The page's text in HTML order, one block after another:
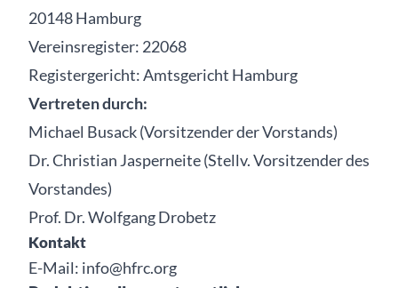
20148 Hamburg
Vereinsregister: 22068
Registergericht: Amtsgericht Hamburg
Vertreten durch:
Michael Busack (Vorsitzender der Vorstands)
Dr. Christian Jasperneite (Stellv. Vorsitzender des
Vorstandes)
Prof. Dr. Wolfgang Drobetz
Kontakt
E-Mail: info@hfrc.org